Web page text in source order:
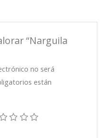
“Narguila
no será
están